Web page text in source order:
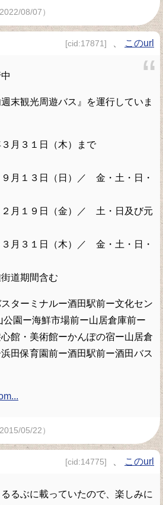
08/07）
[cid:17871] このurl
末観光周遊バス』を運行していま
月３１日（木）まで
９月１３日（日）／ 金・土・日・
２月１９日（金）／ 土・日及び元
３月３１日（木）／ 金・土・日・
間含む
ーミナルー酒田駅前ー文化セン
公園ー海鮮市場前ー山居倉庫前ー
館・美術館ーかんぽの宿ー山居倉
田保育園前ー酒田駅前ー酒田バス
05/22）
[cid:14775] このurl
るぶに載っていたので、楽しみに